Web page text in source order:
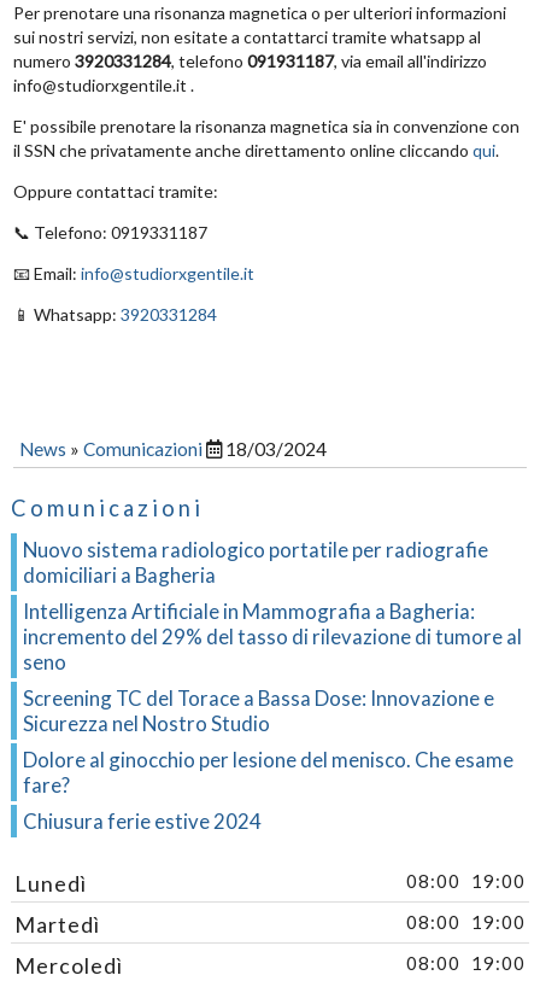
Per prenotare una risonanza magnetica o per ulteriori informazioni
sui nostri servizi, non esitate a contattarci tramite whatsapp al
numero 3920331284, telefono 091931187, via email all'indirizzo
info@studiorxgentile.it .
E' possibile prenotare la risonanza magnetica sia in convenzione con
il SSN che privatamente anche direttamento online cliccando qui.
Oppure contattaci tramite:
📞 Telefono: 0919331187
📧 Email: info@studiorxgentile.it
📱 Whatsapp: 3920331284
News » Comunicazioni 18/03/2024
Comunicazioni
Nuovo sistema radiologico portatile per radiografie
domiciliari a Bagheria
Intelligenza Artificiale in Mammografia a Bagheria:
incremento del 29% del tasso di rilevazione di tumore al
seno
Screening TC del Torace a Bassa Dose: Innovazione e
Sicurezza nel Nostro Studio
Dolore al ginocchio per lesione del menisco. Che esame
fare?
Chiusura ferie estive 2024
Lunedì 08:00 19:00
Martedì 08:00 19:00
Mercoledì 08:00 19:00